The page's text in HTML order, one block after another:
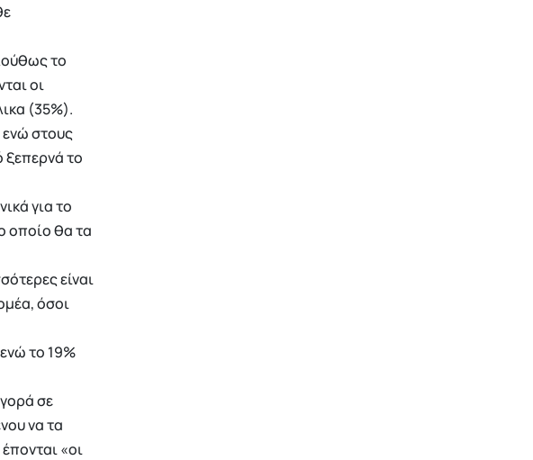
το
οι
(35%).
ενώ στους
ξεπερνά το
για το
οποίο θα τα
είναι
όσοι
το 19%
σε
να τα
«οι